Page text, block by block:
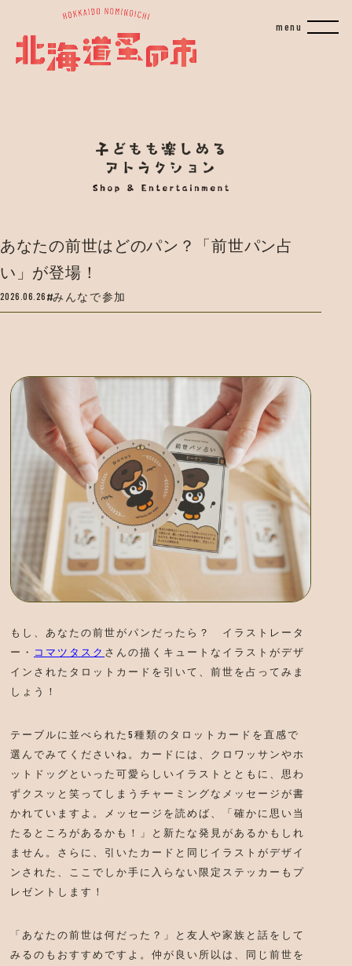
あなたの前世はどのパン？「前世パン占
い」が登場！
2026.06.26 みんなで参加
もし、あなたの前世がパンだったら？ イラストレータ
ー・ コマツタスク さんの描くキュートなイラストがデザ
インされたタロットカードを引いて、前世を占ってみま
しょう！
テーブルに並べられた5種類のタロットカードを直感で
選んでみてくださいね。カードには、クロワッサンやホ
ットドッグといった可愛らしいイラストとともに、思わ
ずクスッと笑ってしまうチャーミングなメッセージが書
かれていますよ。メッセージを読めば、「確かに思い当
たるところがあるかも！」と新たな発見があるかもしれ
ません。さらに、引いたカードと同じイラストがデザイ
ンされた、ここでしか手に入らない限定ステッカーもプ
レゼントします！
「あなたの前世は何だった？」と友人や家族と話をして
みるのもおすすめですよ。仲が良い所以は、同じ前世を